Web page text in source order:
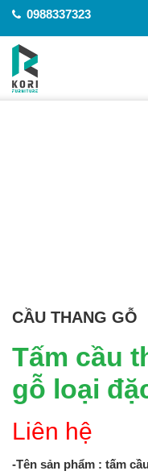
0988337323
CẦU THANG GỖ
Tấm cầu
gỗ loại
Liên hệ
-Tên sản phẩm : tấm